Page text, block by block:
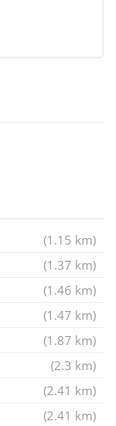
(1.15 km)
(1.37 km)
(1.46 km)
(1.47 km)
(1.87 km)
(2.3 km)
(2.41 km)
(2.41 km)